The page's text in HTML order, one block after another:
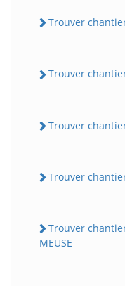
Trouver
Trouver
Trouver
Trouver
Trouver
MEUSE